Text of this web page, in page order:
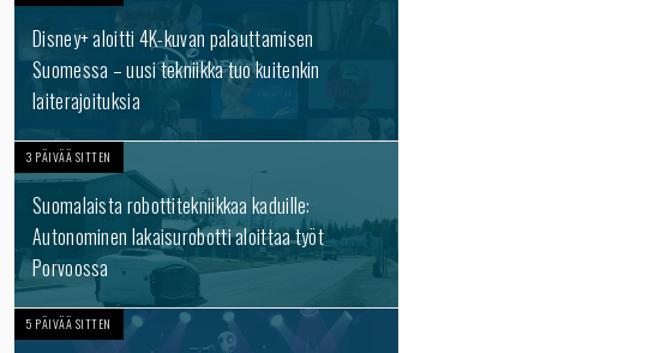
Disney+ aloitti 4K-kuvan palauttamisen
Suomessa – uusi tekniikka tuo kuitenkin
laiterajoituksia
3 PÄIVÄÄ SITTEN
Suomalaista robottitekniikkaa kaduille:
Autonominen lakaisurobotti aloittaa työt
Porvoossa
5 PÄIVÄÄ SITTEN